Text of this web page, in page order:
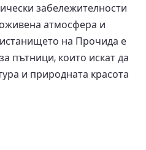
забележителности
атмосфера и
на Прочида е
пътници, които искат да
и природната красота